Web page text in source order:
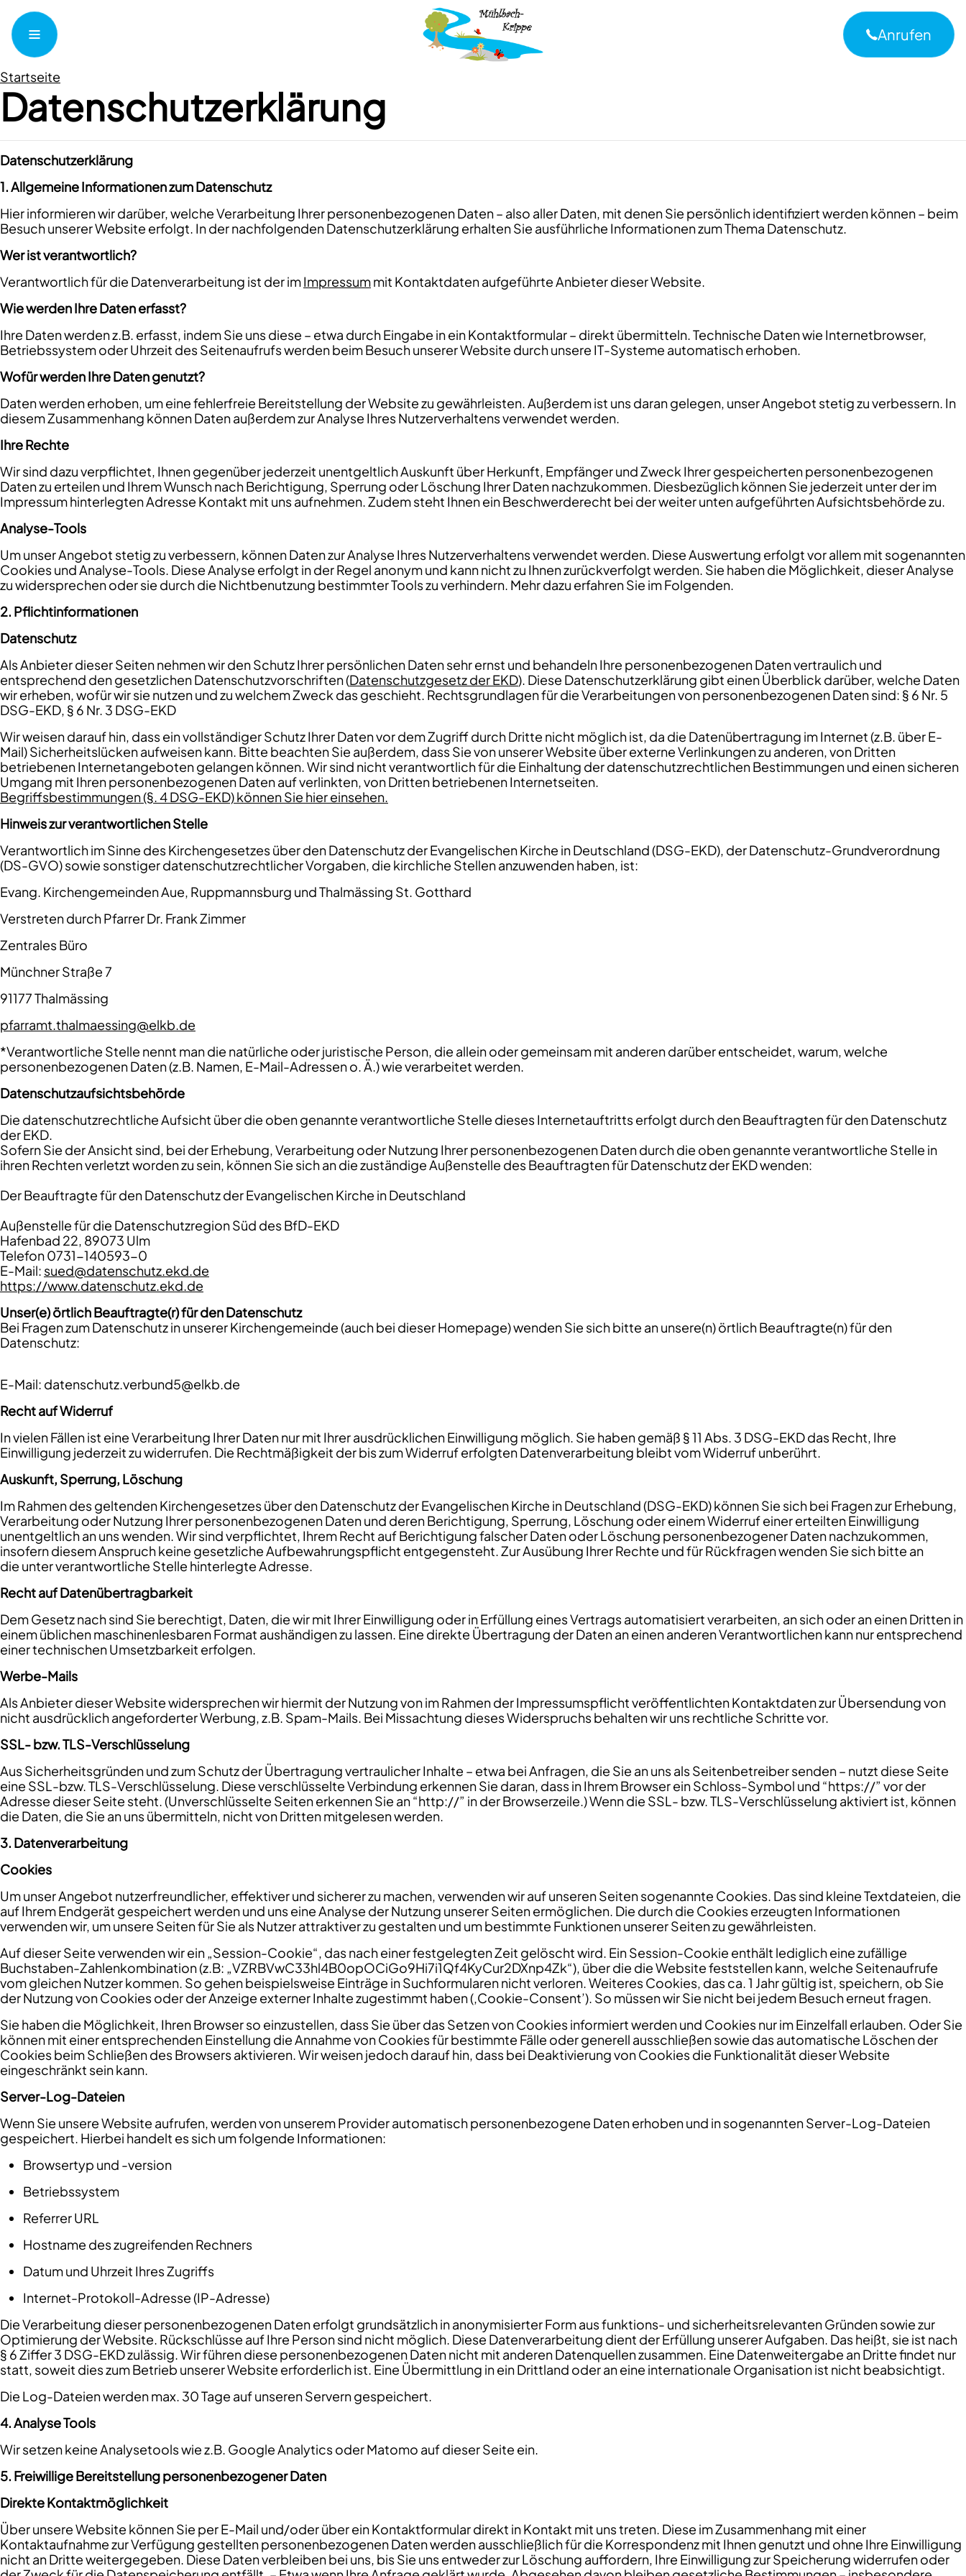
Anrufen
Startseite
Datenschutzerklärung
Datenschutzerklärung
1. Allgemeine Informationen zum Datenschutz
Hier informieren wir darüber, welche Verarbeitung Ihrer personenbezogenen Daten – also aller Daten, mit denen Sie persönlich identifiziert werden können – beim
Besuch unserer Website erfolgt. In der nachfolgenden Datenschutzerklärung erhalten Sie ausführliche Informationen zum Thema Datenschutz.
Wer ist verantwortlich?
Verantwortlich für die Datenverarbeitung ist der imImpressummit Kontaktdaten aufgeführte Anbieter dieser Website.
Wie werden Ihre Daten erfasst?
Ihre Daten werden z.B. erfasst, indem Sie uns diese – etwa durch Eingabe in ein Kontaktformular – direkt übermitteln. Technische Daten wie Internetbrowser,
Betriebssystem oder Uhrzeit des Seitenaufrufs werden beim Besuch unserer Website durch unsere IT-Systeme automatisch erhoben.
Wofür werden Ihre Daten genutzt?
Daten werden erhoben, um eine fehlerfreie Bereitstellung der Website zu gewährleisten. Außerdem ist uns daran gelegen, unser Angebot stetig zu verbessern. In
diesem Zusammenhang können Daten außerdem zur Analyse Ihres Nutzerverhaltens verwendet werden.
Ihre Rechte
Wir sind dazu verpflichtet, Ihnen gegenüber jederzeit unentgeltlich Auskunft über Herkunft, Empfänger und Zweck Ihrer gespeicherten personenbezogenen
Daten zu erteilen und Ihrem Wunsch nach Berichtigung, Sperrung oder Löschung Ihrer Daten nachzukommen. Diesbezüglich können Sie jederzeit unter der im
Impressum hinterlegten Adresse Kontakt mit uns aufnehmen. Zudem steht Ihnen ein Beschwerderecht bei der weiter unten aufgeführten Aufsichtsbehörde zu.
Analyse-Tools
Um unser Angebot stetig zu verbessern, können Daten zur Analyse Ihres Nutzerverhaltens verwendet werden. Diese Auswertung erfolgt vor allem mit sogenannten
Cookies und Analyse-Tools. Diese Analyse erfolgt in der Regel anonym und kann nicht zu Ihnen zurückverfolgt werden. Sie haben die Möglichkeit, dieser Analyse
zu widersprechen oder sie durch die Nichtbenutzung bestimmter Tools zu verhindern. Mehr dazu erfahren Sie im Folgenden.
2. Pflichtinformationen
Datenschutz
Als Anbieter dieser Seiten nehmen wir den Schutz Ihrer persönlichen Daten sehr ernst und behandeln Ihre personenbezogenen Daten vertraulich und
entsprechend den gesetzlichen Datenschutzvorschriften (Datenschutzgesetz der EKD). Diese Datenschutzerklärung gibt einen Überblick darüber, welche Daten
wir erheben, wofür wir sie nutzen und zu welchem Zweck das geschieht. Rechtsgrundlagen für die Verarbeitungen von personenbezogenen Daten sind: § 6 Nr. 5
DSG-EKD, § 6 Nr. 3 DSG-EKD
Wir weisen darauf hin, dass ein vollständiger Schutz Ihrer Daten vor dem Zugriff durch Dritte nicht möglich ist, da die Datenübertragung im Internet (z.B. über E-
Mail) Sicherheitslücken aufweisen kann. Bitte beachten Sie außerdem, dass Sie von unserer Website über externe Verlinkungen zu anderen, von Dritten
betriebenen Internetangeboten gelangen können. Wir sind nicht verantwortlich für die Einhaltung der datenschutzrechtlichen Bestimmungen und einen sicheren
Umgang mit Ihren personenbezogenen Daten auf verlinkten, von Dritten betriebenen Internetseiten.
Begriffsbestimmungen (§. 4 DSG-EKD) können Sie hier einsehen.
Hinweis zur verantwortlichen Stelle
Verantwortlich im Sinne des Kirchengesetzes über den Datenschutz der Evangelischen Kirche in Deutschland (DSG-EKD), der Datenschutz-Grundverordnung
(DS-GVO) sowie sonstiger datenschutzrechtlicher Vorgaben, die kirchliche Stellen anzuwenden haben, ist:
Evang. Kirchengemeinden Aue, Ruppmannsburg und Thalmässing St. Gotthard
Verstreten durch Pfarrer Dr. Frank Zimmer
Zentrales Büro
Münchner Straße 7
91177 Thalmässing
pfarramt.thalmaessing@elkb.de
*Verantwortliche Stelle nennt man die natürliche oder juristische Person, die allein oder gemeinsam mit anderen darüber entscheidet, warum, welche
personenbezogenen Daten (z.B. Namen, E-Mail-Adressen o. Ä.) wie verarbeitet werden.
Datenschutzaufsichtsbehörde
Die datenschutzrechtliche Aufsicht über die oben genannte verantwortliche Stelle dieses Internetauftritts erfolgt durch den Beauftragten für den Datenschutz
der EKD.
Sofern Sie der Ansicht sind, bei der Erhebung, Verarbeitung oder Nutzung Ihrer personenbezogenen Daten durch die oben genannte verantwortliche Stelle in
ihren Rechten verletzt worden zu sein, können Sie sich an die zuständige Außenstelle des Beauftragten für Datenschutz der EKD wenden:
Der Beauftragte für den Datenschutz der Evangelischen Kirche in Deutschland
Außenstelle für die Datenschutzregion Süd des BfD-EKD
Hafenbad 22, 89073 Ulm
Telefon 0731-140593-0
E-Mail: sued@datenschutz.ekd.de
https://www.datenschutz.ekd.de
Unser(e) örtlich Beauftragte(r) für den Datenschutz
Bei Fragen zum Datenschutz in unserer Kirchengemeinde (auch bei dieser Homepage) wenden Sie sich bitte an unsere(n) örtlich Beauftragte(n) für den
Datenschutz:
E-Mail: datenschutz.verbund5@elkb.de
Recht auf Widerruf
In vielen Fällen ist eine Verarbeitung Ihrer Daten nur mit Ihrer ausdrücklichen Einwilligung möglich. Sie haben gemäß § 11 Abs. 3 DSG-EKD das Recht, Ihre
Einwilligung jederzeit zu widerrufen. Die Rechtmäßigkeit der bis zum Widerruf erfolgten Datenverarbeitung bleibt vom Widerruf unberührt.
Auskunft, Sperrung, Löschung
Im Rahmen des geltenden Kirchengesetzes über den Datenschutz der Evangelischen Kirche in Deutschland (DSG-EKD) können Sie sich bei Fragen zur Erhebung,
Verarbeitung oder Nutzung Ihrer personenbezogenen Daten und deren Berichtigung, Sperrung, Löschung oder einem Widerruf einer erteilten Einwilligung
unentgeltlich an uns wenden. Wir sind verpflichtet, Ihrem Recht auf Berichtigung falscher Daten oder Löschung personenbezogener Daten nachzukommen,
insofern diesem Anspruch keine gesetzliche Aufbewahrungspflicht entgegensteht. Zur Ausübung Ihrer Rechte und für Rückfragen wenden Sie sich bitte an
die unter verantwortliche Stelle hinterlegte Adresse.
Recht auf Datenübertragbarkeit
Dem Gesetz nach sind Sie berechtigt, Daten, die wir mit Ihrer Einwilligung oder in Erfüllung eines Vertrags automatisiert verarbeiten, an sich oder an einen Dritten in
einem üblichen maschinenlesbaren Format aushändigen zu lassen. Eine direkte Übertragung der Daten an einen anderen Verantwortlichen kann nur entsprechend
einer technischen Umsetzbarkeit erfolgen.
Werbe-Mails
Als Anbieter dieser Website widersprechen wir hiermit der Nutzung von im Rahmen der Impressumspflicht veröffentlichten Kontaktdaten zur Übersendung von
nicht ausdrücklich angeforderter Werbung, z.B. Spam-Mails. Bei Missachtung dieses Widerspruchs behalten wir uns rechtliche Schritte vor.
SSL- bzw. TLS-Verschlüsselung
Aus Sicherheitsgründen und zum Schutz der Übertragung vertraulicher Inhalte – etwa bei Anfragen, die Sie an uns als Seitenbetreiber senden – nutzt diese Seite
eine SSL-bzw. TLS-Verschlüsselung. Diese verschlüsselte Verbindung erkennen Sie daran, dass in Ihrem Browser ein Schloss-Symbol und “https://” vor der
Adresse dieser Seite steht. (Unverschlüsselte Seiten erkennen Sie an “http://” in der Browserzeile.) Wenn die SSL- bzw. TLS-Verschlüsselung aktiviert ist, können
die Daten, die Sie an uns übermitteln, nicht von Dritten mitgelesen werden.
3. Datenverarbeitung
Cookies
Um unser Angebot nutzerfreundlicher, effektiver und sicherer zu machen, verwenden wir auf unseren Seiten sogenannte Cookies. Das sind kleine Textdateien, die
auf Ihrem Endgerät gespeichert werden und uns eine Analyse der Nutzung unserer Seiten ermöglichen. Die durch die Cookies erzeugten Informationen
verwenden wir, um unsere Seiten für Sie als Nutzer attraktiver zu gestalten und um bestimmte Funktionen unserer Seiten zu gewährleisten.
Auf dieser Seite verwenden wir ein „Session-Cookie“, das nach einer festgelegten Zeit gelöscht wird. Ein Session-Cookie enthält lediglich eine zufällige
Buchstaben-Zahlenkombination (z.B: „VZRBVwC33hl4B0opOCiGo9Hi7i1Qf4KyCur2DXnp4Zk“), über die die Website feststellen kann, welche Seitenaufrufe
vom gleichen Nutzer kommen. So gehen beispielsweise Einträge in Suchformularen nicht verloren. Weiteres Cookies, das ca. 1 Jahr gültig ist, speichern, ob Sie
der Nutzung von Cookies oder der Anzeige externer Inhalte zugestimmt haben (‚Cookie-Consent’). So müssen wir Sie nicht bei jedem Besuch erneut fragen.
Sie haben die Möglichkeit, Ihren Browser so einzustellen, dass Sie über das Setzen von Cookies informiert werden und Cookies nur im Einzelfall erlauben. Oder Sie
können mit einer entsprechenden Einstellung die Annahme von Cookies für bestimmte Fälle oder generell ausschließen sowie das automatische Löschen der
Cookies beim Schließen des Browsers aktivieren. Wir weisen jedoch darauf hin, dass bei Deaktivierung von Cookies die Funktionalität dieser Website
eingeschränkt sein kann.
Server-Log-Dateien
Wenn Sie unsere Website aufrufen, werden von unserem Provider automatisch personenbezogene Daten erhoben und in sogenannten Server-Log-Dateien
gespeichert. Hierbei handelt es sich um folgende Informationen:
Browsertyp und -version
Betriebssystem
Referrer URL
Hostname des zugreifenden Rechners
Datum und Uhrzeit Ihres Zugriffs
Internet-Protokoll-Adresse (IP-Adresse)
Die Verarbeitung dieser personenbezogenen Daten erfolgt grundsätzlich in anonymisierter Form aus funktions- und sicherheitsrelevanten Gründen sowie zur
Optimierung der Website. Rückschlüsse auf Ihre Person sind nicht möglich. Diese Datenverarbeitung dient der Erfüllung unserer Aufgaben. Das heißt, sie ist nach
§ 6 Ziffer 3 DSG-EKD zulässig. Wir führen diese personenbezogenen Daten nicht mit anderen Datenquellen zusammen. Eine Datenweitergabe an Dritte findet nur
statt, soweit dies zum Betrieb unserer Website erforderlich ist. Eine Übermittlung in ein Drittland oder an eine internationale Organisation ist nicht beabsichtigt.
Die Log-Dateien werden max. 30 Tage auf unseren Servern gespeichert.
4. Analyse Tools
Wir setzen keine Analysetools wie z.B. Google Analytics oder Matomo auf dieser Seite ein.
5. Freiwillige Bereitstellung personenbezogener Daten
Direkte Kontaktmöglichkeit
Über unsere Website können Sie per E-Mail und/oder über ein Kontaktformular direkt in Kontakt mit uns treten. Diese im Zusammenhang mit einer
Kontaktaufnahme zur Verfügung gestellten personenbezogenen Daten werden ausschließlich für die Korrespondenz mit Ihnen genutzt und ohne Ihre Einwilligung
nicht an Dritte weitergegeben. Diese Daten verbleiben bei uns, bis Sie uns entweder zur Löschung auffordern, Ihre Einwilligung zur Speicherung widerrufen oder